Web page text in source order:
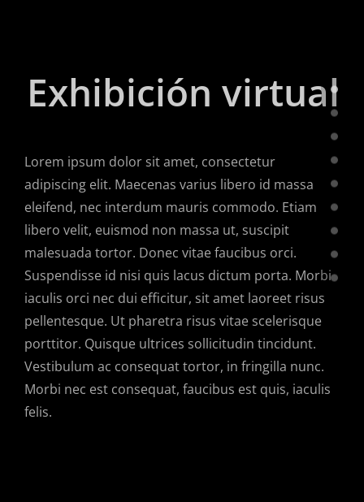
Exhibición virtual
Lorem ipsum dolor sit amet, consectetur
adipiscing elit. Maecenas varius libero id massa
eleifend, nec interdum mauris commodo. Etiam
libero velit, euismod non massa ut, suscipit
malesuada tortor. Donec vitae faucibus orci.
Suspendisse id nisi quis lacus dictum porta. Morbi
iaculis orci nec dui efficitur, sit amet laoreet risus
pellentesque. Ut pharetra risus vitae scelerisque
porttitor. Quisque ultrices sollicitudin tincidunt.
Vestibulum ac consequat tortor, in fringilla nunc.
Morbi nec est consequat, faucibus est quis, iaculis
felis.